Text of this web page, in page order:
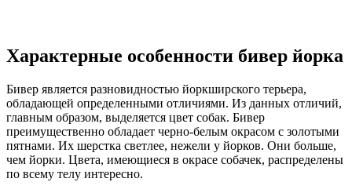
Характерные особенности бивер йорка
Бивер является разновидностью йоркширского терьера,
обладающей определенными отличиями. Из данных отличий,
главным образом, выделяется цвет собак. Бивер
преимущественно обладает черно-белым окрасом с золотыми
пятнами. Их шерстка светлее, нежели у йорков. Они больше,
чем йорки. Цвета, имеющиеся в окрасе собачек, распределены
по всему телу интересно.